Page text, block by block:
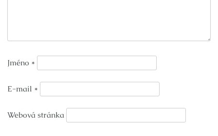
Jméno *
E-mail *
Webová stránka